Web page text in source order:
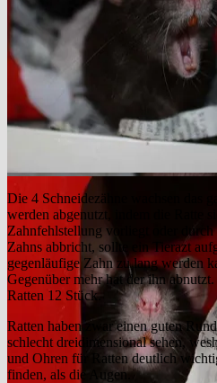
Die 4 Schneidezähne wachsen das
werden abgenutzt, indem die Ratte
Zahnfehlstellung vorliegt oder
Zahns abbricht, sollte ein Tierazt
gegenläufige Zahn zu lang werden
Gegenüber mehr hat der ihn
Ratten 12 Stück.
Ratten haben zwar einen guten
schlecht dreidimensional sehen,
und Ohren für Ratten deutlich
finden, als die Augen.